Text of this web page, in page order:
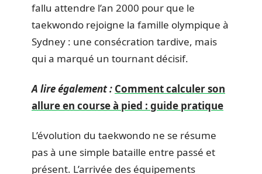
fallu attendre l’an 2000 pour que le
taekwondo rejoigne la famille olympique à
Sydney : une consécration tardive, mais
qui a marqué un tournant décisif.
A lire également : Comment calculer son
allure en course à pied : guide pratique
L’évolution du taekwondo ne se résume
pas à une simple bataille entre passé et
présent. L’arrivée des équipements